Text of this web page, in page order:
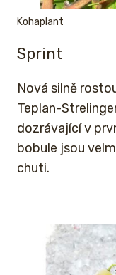
Kohaplant
Sprint
Nová silně
Teplan-
dozrávající v
bobule jsou
chuti.